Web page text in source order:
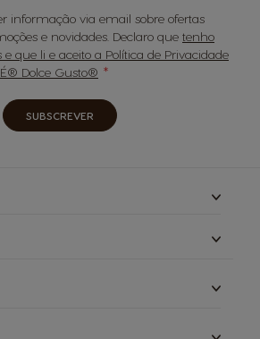
informação via email sobre ofertas
e novidades. Declaro que tenho
e que li e aceito a Política de Privacidade
Dolce Gusto®
SUBSCREVER